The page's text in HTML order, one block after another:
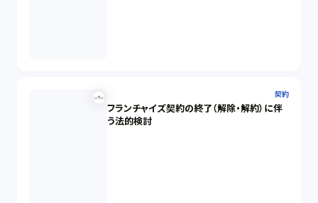
契約
フランチャイズ契約の終了（解除・解約）に伴
う法的検討